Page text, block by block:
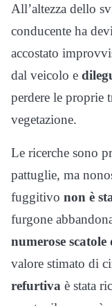
All’altezza dello
conducente ha
accostato
dal veicolo e
perdere le proprie
vegetazione.
Le ricerche sono
pattuglie, ma
fuggitivo non è
furgone
numerose
valore stimato di
refurtiva è stata